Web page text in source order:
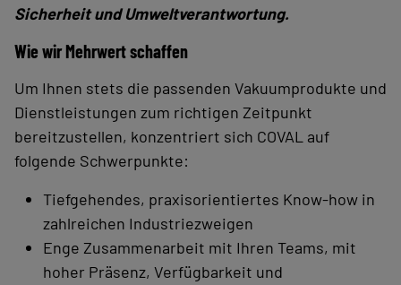
Sicherheit und Umweltverantwortung.
Wie wir Mehrwert schaffen
Um Ihnen stets die passenden Vakuumprodukte und
Dienstleistungen zum richtigen Zeitpunkt
bereitzustellen, konzentriert sich COVAL auf
folgende Schwerpunkte:
Tiefgehendes, praxisorientiertes Know-how in
zahlreichen Industriezweigen
Enge Zusammenarbeit mit Ihren Teams, mit
hoher Präsenz, Verfügbarkeit und